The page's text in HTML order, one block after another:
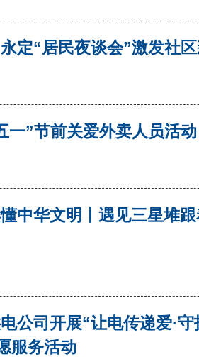
永定“居民夜谈会”激发社
一”节前关爱外卖人员活动
中华文明丨遇见三星堆
公司开展“让电传递爱·
服务活动